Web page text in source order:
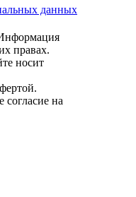
данных
правах.
носит
согласие на